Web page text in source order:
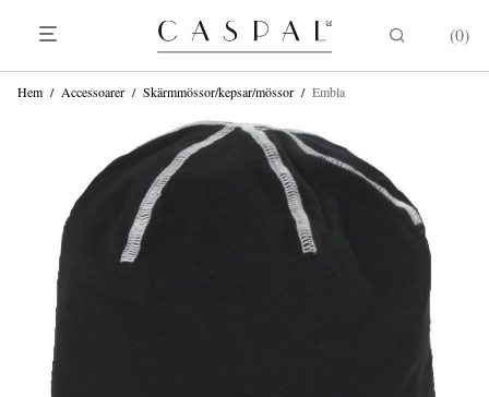
0
Hem / Accessoarer / Skärmmössor/kepsar/mössor / Embla